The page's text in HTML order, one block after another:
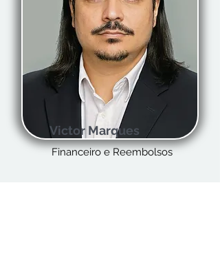
Victor Marques
Financeiro e Reembolsos